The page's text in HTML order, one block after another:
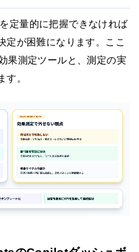
定量的に把握できなければ
定が困難になります。ここ
果測定ツールと、測定の実
す。